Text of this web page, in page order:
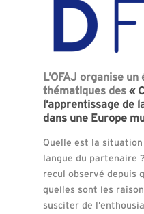
L’OFAJ organise
thématiques des«
l’apprentissage de
dans une Europe
Quelle est la situation
langue du partenaire
recul observé depuis
quelles sont les
susciter de